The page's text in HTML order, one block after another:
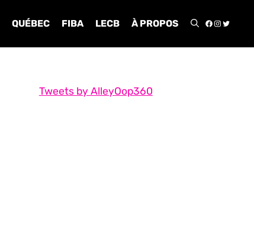
QUÉBEC FIBA LECB À PROPOS
Tweets by AlleyOop360